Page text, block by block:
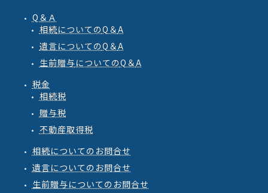
Q＆Ａ
相続についてのQ ＆A
遺言についてのQ ＆A
生前贈与についてのQ ＆A
税金
相続税
贈与税
不動産取得税
相続についてのお問合せ
遺言についてのお問合せ
生前贈与についてのお問合せ